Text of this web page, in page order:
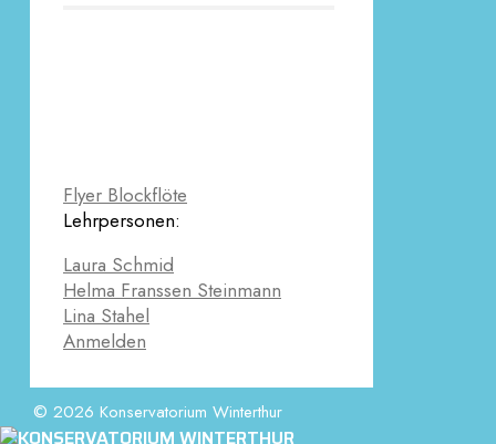
Flyer Blockflöte
Lehrpersonen:
Laura Schmid
Helma Franssen Steinmann
Lina Stahel
Anmelden
© 2026 Konservatorium Winterthur